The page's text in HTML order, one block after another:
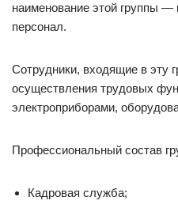
наименование этой группы —
персонал.
Сотрудники, входящие в эту
осуществления трудовых
электроприборами,
Профессиональный состав
Кадровая служба;